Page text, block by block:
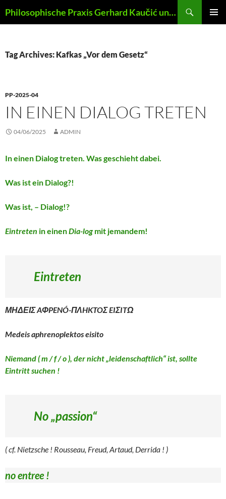
to
Philosophische Praxis Gerhard Kaučić und Anna Lydia Huber
Tag Archives: Kafkas „Vor dem Gesetz“
PP-2025-04
IN EINEN DIALOG TRETEN
04/06/2025 ADMIN
In einen Dialog treten. Was geschieht dabei.
Was ist ein Dialog?!
Was ist, – Dialog!?
Eintreten in einenDia-log mit jemandem!
Eintreten
ΜΗΔΕΙΣ AΦPENÓ-ΠΛHKTOΣ EIΣITΩ
Medeis aphrenoplektos eisito
Niemand ( m / f / o ), der nicht „leidenschaftlich“ ist, sollte
Eintritt suchen !
No „passion“
( cf. Nietzsche ! Rousseau, Freud, Artaud, Derrida ! )
no entree !